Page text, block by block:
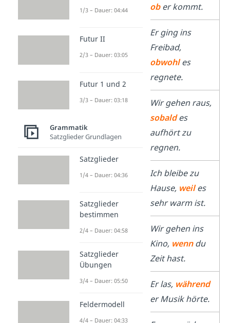
ob er kommt.
Er ging ins
Freibad,
obwohl es
regnete.
sobald
Wir gehen raus,
sobald es
aufhört zu
regnen.
weil
Ich bleibe zu
Hause, weil es
sehr warm ist.
wenn
Wir gehen ins
Kino, wenn du
Zeit hast.
während Er las, während
er Musik hörte.
1/3 – Dauer: 04:44
Futur II
2/3 – Dauer: 03:05
Futur 1 und 2
3/3 – Dauer: 03:18
Grammatik
Satzglieder Grundlagen
Satzglieder
1/4 – Dauer: 04:36
Satzglieder
bestimmen
2/4 – Dauer: 04:58
Satzglieder
Übungen
3/4 – Dauer: 05:50
Feldermodell
4/4 – Dauer: 04:33